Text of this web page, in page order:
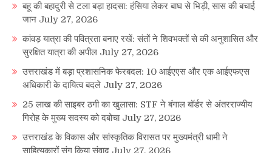
बहू की बहादुरी से टला बड़ा हादसा: हंसिया लेकर बाघ से भिड़ी, सास की बचाई
जान July 27, 2026
कांवड़ यात्रा की पवित्रता बनाए रखें: संतों ने शिवभक्तों से की अनुशासित और
सुरक्षित यात्रा की अपील July 27, 2026
उत्तराखंड में बड़ा प्रशासनिक फेरबदल: 10 आईएएस और एक आईएफएस
अधिकारी के दायित्व बदले July 27, 2026
25 लाख की साइबर ठगी का खुलासा: STF ने बंगाल बॉर्डर से अंतरराज्यीय
गिरोह के मुख्य सदस्य को दबोचा July 27, 2026
उत्तराखंड के विकास और सांस्कृतिक विरासत पर मुख्यमंत्री धामी ने
साहित्यकारों संग किया संवाद July 27, 2026